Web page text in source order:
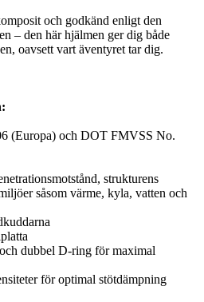
och godkänd enligt den
– den här hjälmen ger dig både
oavsett vart äventyret tar dig.
(Europa) och DOT FMVSS No.
strukturens
såsom värme, kyla, vatten och
dubbel D-ring för maximal
för optimal stötdämpning